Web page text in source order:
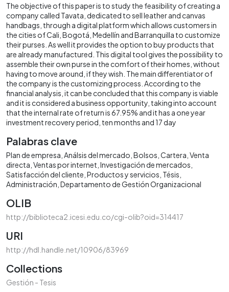
The objective of this paper is to study the feasibility of creating a
company called Tavata, dedicated to sell leather and canvas
handbags, through a digital platform which allows customers in
the cities of Cali, Bogotá, Medellín and Barranquilla to customize
their purses. As well it provides the option to buy products that
are already manufactured. This digital tool gives the possibility to
assemble their own purse in the comfort of their homes, without
having to move around, if they wish. The main differentiator of
the company is the customizing process. According to the
financial analysis, it can be concluded that this company is viable
and it is considered a business opportunity, taking into account
that the internal rate of return is 67.95% and it has a one year
investment recovery period, ten months and 17 day
Palabras clave
Plan de empresa Análsis del mercado Bolsos Cartera Venta
directa Ventas por internet Investigación de mercados
Satisfacción del cliente Productos y servicios Tésis
Administración Departamento de Gestión Organizacional
OLIB
http://biblioteca2.icesi.edu.co/cgi-olib?oid=314417
URI
http://hdl.handle.net/10906/83969
Collections
Gestión - Tesis